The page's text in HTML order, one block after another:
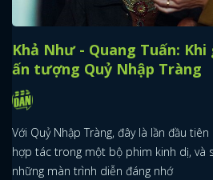
Khả Như - Quang Tuấn:
ấn tượng Quỷ Nhập Tràng
Với Quỷ Nhập Tràng, đây là lần đầu
hợp tác trong một bộ phim kinh dị, và
những màn trình diễn đáng nhớ